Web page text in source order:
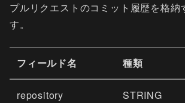
プルリクエストのコミット履歴を格納
す。
フィールド名 種類
repository STRING